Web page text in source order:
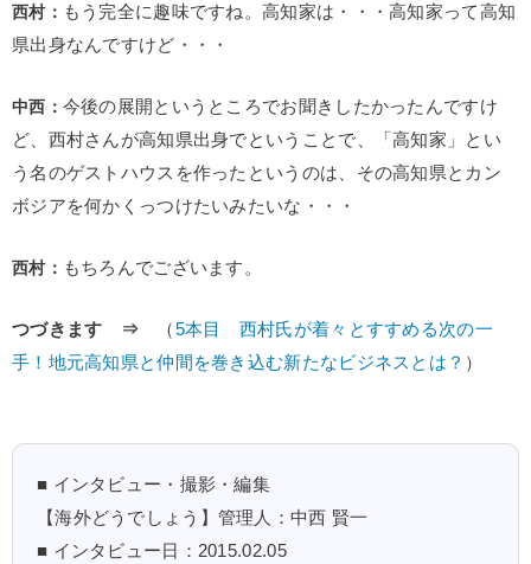
西村： もう完全に趣味ですね。高知家は・・・高知家って高知
県出身なんですけど・・・
中西： 今後の展開というところでお聞きしたかったんですけ
ど、西村さんが高知県出身でということで、「高知家」とい
う名のゲストハウスを作ったというのは、その高知県とカン
ボジアを何かくっつけたいみたいな・・・
西村： もちろんでございます。
つづきます ⇒ （5本目 西村氏が着々とすすめる次の一
手！地元高知県と仲間を巻き込む新たなビジネスとは？ ）
■ インタビュー・撮影・編集
【海外どうでしょう】管理人：中西 賢一
■ インタビュー日：2015.02.05